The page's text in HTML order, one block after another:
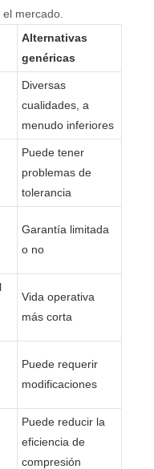
mercado.
Alternativas
genéricas
Diversas
cualidades, a
menudo inferiores
Puede tener
problemas de
tolerancia
Garantía limitada
o no
Vida operativa
más corta
Puede requerir
modificaciones
Puede reducir la
eficiencia de
compresión